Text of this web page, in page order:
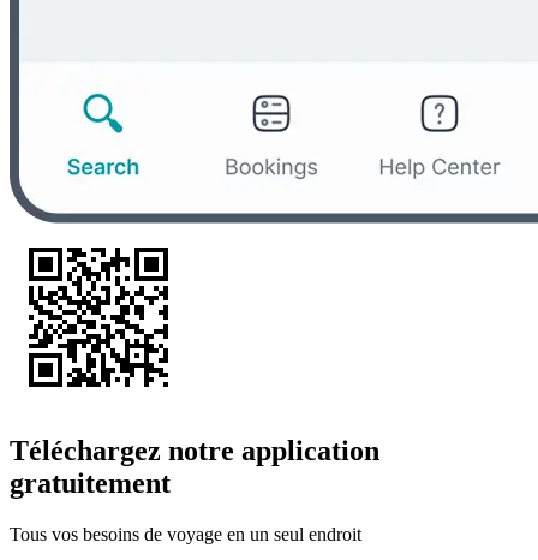
Téléchargez notre application
gratuitement
Tous vos besoins de voyage en un seul endroit